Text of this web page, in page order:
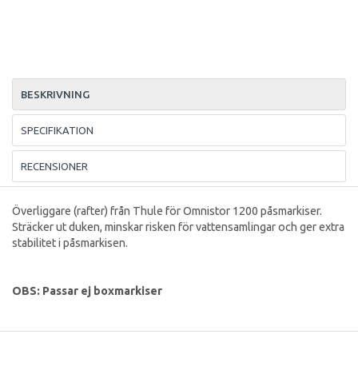
BESKRIVNING
SPECIFIKATION
RECENSIONER
Överliggare (rafter) från Thule för Omnistor 1200 påsmarkiser.
Sträcker ut duken, minskar risken för vattensamlingar och ger extra
stabilitet i påsmarkisen.
OBS: Passar ej boxmarkiser